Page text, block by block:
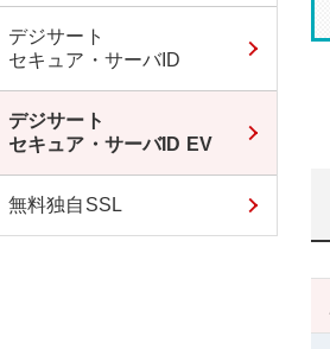
デジサート
セキュア・サーバID
デジサート
セキュア・サーバID EV
無料独自SSL